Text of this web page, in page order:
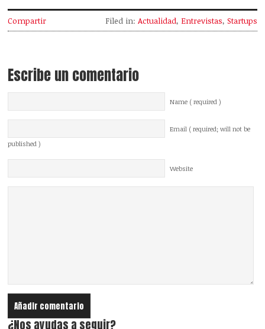
Compartir Filed in: Actualidad, Entrevistas, Startups
Escribe un comentario
Name ( required )
Email ( required; will not be
published )
Website
¿Nos ayudas a seguir?